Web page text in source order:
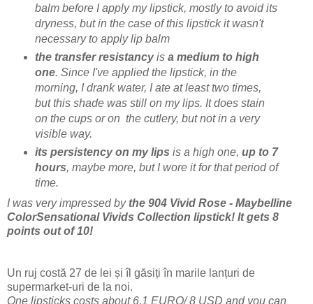
balm before I apply my lipstick, mostly to avoid its
dryness, but in the case of this lipstick it wasn't
necessary to apply lip balm
the transfer resistancyis a medium to high
one. Since I've applied the lipstick, in the
morning, I drank water, I ate at least two times,
but this shade was still on my lips. It does stain
on the cups or on the cutlery, but not in a very
visible way.
its persistency on my lips is a high one, up to 7
hours, maybe more, but I wore it for that period of
time.
I was very impressed by the 904 Vivid Rose - Maybelline
ColorSensational Vivids Collection lipstick! It gets 8
points out of 10!
Un ruj costă 27 de lei și îl găsiți în marile lanțuri de
supermarket-uri de la noi.
One lipsticks costs about 6,1 EURO/ 8 USD and you can